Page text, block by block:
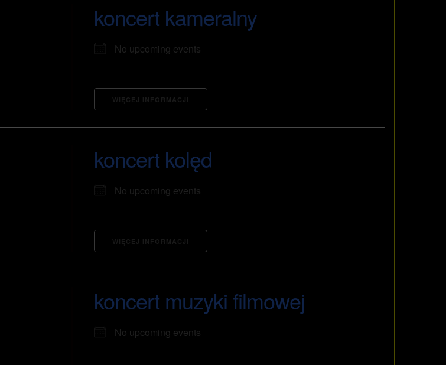
koncert kameralny
No upcoming events
WIĘCEJ INFORMACJI
koncert kolęd
No upcoming events
WIĘCEJ INFORMACJI
koncert muzyki filmowej
No upcoming events